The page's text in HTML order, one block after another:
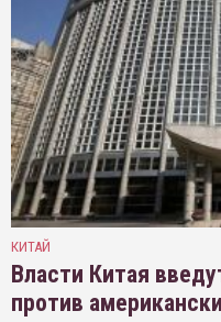
КИТАЙ
Власти Китая
против